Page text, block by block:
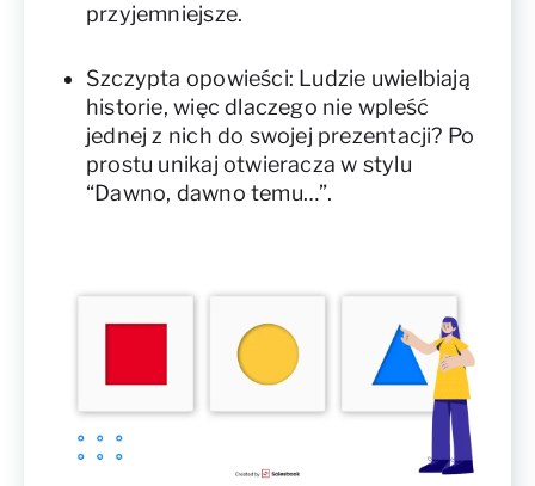
przyjemniejsze.
Szczypta opowieści: Ludzie uwielbiają
historie, więc dlaczego nie wpleść
jednej z nich do swojej prezentacji? Po
prostu unikaj otwieracza w stylu
“Dawno, dawno temu…”.